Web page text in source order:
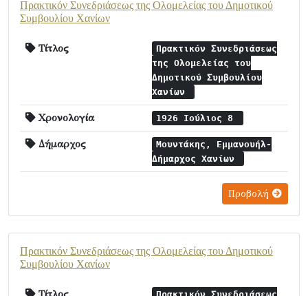
Πρακτικόν Συνεδριάσεως της Ολομελείας του Δημοτικού
Συμβουλίου Χανίων
Τίτλος
Πρακτικόν Συνεδριάσεως
της Ολομελείας του
Δημοτικού Συμβουλίου
Χανίων
Χρονολογία 1926 Ιούλιος 8
Δήμαρχος
Μουντάκης, Εμμανουήλ-
Δήμαρχος Χανίων
Προβολή
Πρακτικόν Συνεδριάσεως της Ολομελείας του Δημοτικού
Συμβουλίου Χανίων